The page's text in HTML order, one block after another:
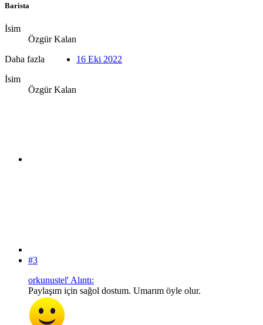
Barista
İsim
Özgür Kalan
Daha fazla
İsim
Özgür Kalan
16 Eki 2022
#3
orkunustel' Alıntı:
Paylaşım için sağol dostum. Umarım öyle olur.